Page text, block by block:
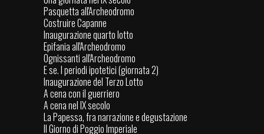
Pasquetta all'Archeodromo
Costruire Capanne
Inaugurazione quarto lotto
Epifania all'Archeodromo
Ognissanti all'Archeodromo
E se. I periodi ipotetici (giornata 2)
Inaugurazione del Terzo Lotto
A cena con il guerriero
A cena nel IX secolo
La Papessa, fra narrazione e degustazione
Il Giorno di Poggio Imperiale